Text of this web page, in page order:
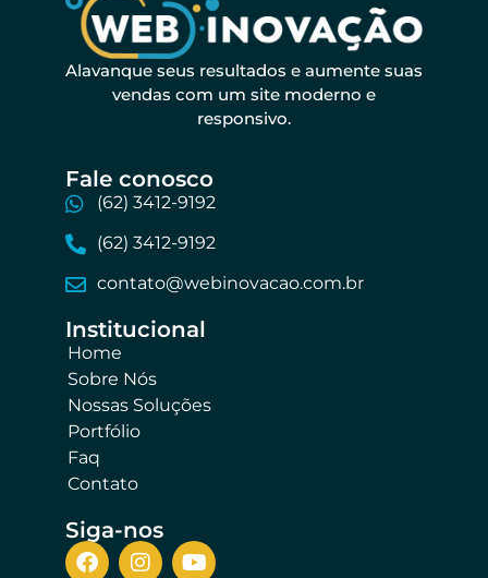
Alavanque seus resultados e aumente suas
vendas com um site moderno e
responsivo.
Fale conosco​
(62) 3412-9192
(62) 3412-9192
contato@webinovacao.com.br
Institucional​
Home
Sobre Nós
Nossas Soluções
Portfólio
Faq
Contato
Siga-nos